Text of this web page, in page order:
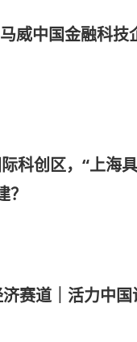
威中国金融科技
科创区，“上海
赛道｜活力中